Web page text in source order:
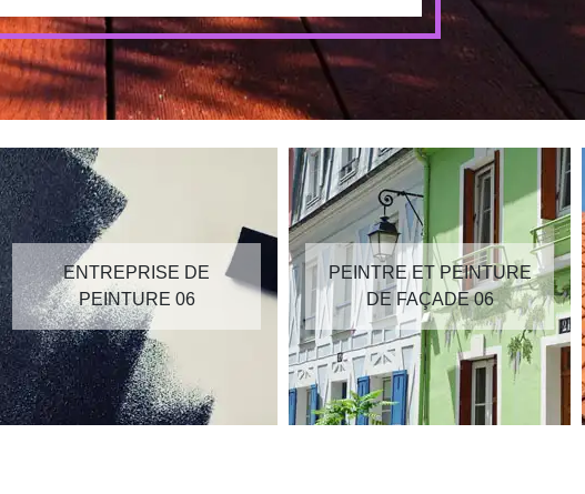
ENTREPRISE DE
PEINTURE 06
PEINTRE ET PEINTURE
DE FAÇADE 06